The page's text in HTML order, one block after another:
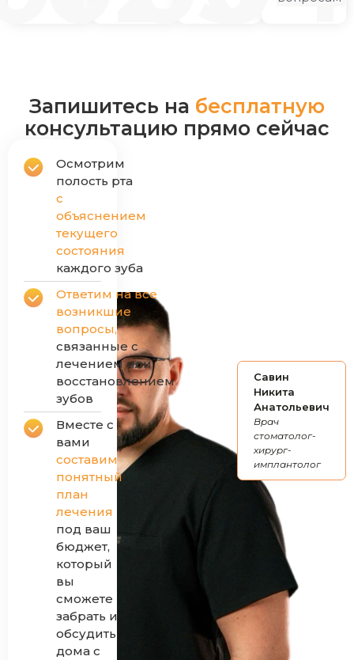
Запишитесь на бесплатную
консультацию прямо сейчас
Осмотрим
полость рта
с
объяснением
текущего
состояния
каждого зуба
Ответим на все
возникшие
вопросы,
связанные с
лечением или
восстановлением
зубов
Вместе с
вами
составим
понятный
план
лечения
под ваш
бюджет,
который
вы
сможете
забрать и
обсудить
дома с
Савин
Никита
Анатольевич
Врач
стоматолог-
хирург-
имплантолог